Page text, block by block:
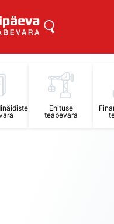
Ehituse
teabevara